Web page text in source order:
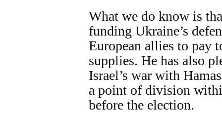
What we do know is
funding Ukraine’s
European allies to pay
supplies. He has also
Israel’s war with
a point of division
before the election.